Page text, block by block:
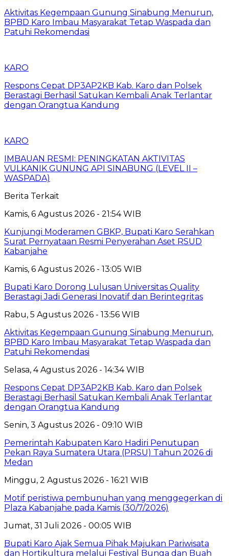
Aktivitas Kegempaan Gunung Sinabung Menurun,
BPBD Karo Imbau Masyarakat Tetap Waspada dan
Patuhi Rekomendasi
KARO
Respons Cepat DP3AP2KB Kab. Karo dan Polsek
Berastagi Berhasil Satukan Kembali Anak Terlantar
dengan Orangtua Kandung
KARO
IMBAUAN RESMI: PENINGKATAN AKTIVITAS
VULKANIK GUNUNG API SINABUNG (LEVEL II –
WASPADA)
Berita Terkait
Kamis, 6 Agustus 2026 - 21:54 WIB
Kunjungi Moderamen GBKP, Bupati Karo Serahkan
Surat Pernyataan Resmi Penyerahan Aset RSUD
Kabanjahe
Kamis, 6 Agustus 2026 - 13:05 WIB
Bupati Karo Dorong Lulusan Universitas Quality
Berastagi Jadi Generasi Inovatif dan Berintegritas
Rabu, 5 Agustus 2026 - 13:56 WIB
Aktivitas Kegempaan Gunung Sinabung Menurun,
BPBD Karo Imbau Masyarakat Tetap Waspada dan
Patuhi Rekomendasi
Selasa, 4 Agustus 2026 - 14:34 WIB
Respons Cepat DP3AP2KB Kab. Karo dan Polsek
Berastagi Berhasil Satukan Kembali Anak Terlantar
dengan Orangtua Kandung
Senin, 3 Agustus 2026 - 09:10 WIB
Pemerintah Kabupaten Karo Hadiri Penutupan
Pekan Raya Sumatera Utara (PRSU) Tahun 2026 di
Medan
Minggu, 2 Agustus 2026 - 16:21 WIB
Motif peristiwa pembunuhan yang menggegerkan di
Plaza Kabanjahe pada Kamis (30/7/2026)
Jumat, 31 Juli 2026 - 00:05 WIB
Bupati Karo Ajak Semua Pihak Majukan Pariwisata
dan Hortikultura melalui Festival Bunga dan Buah